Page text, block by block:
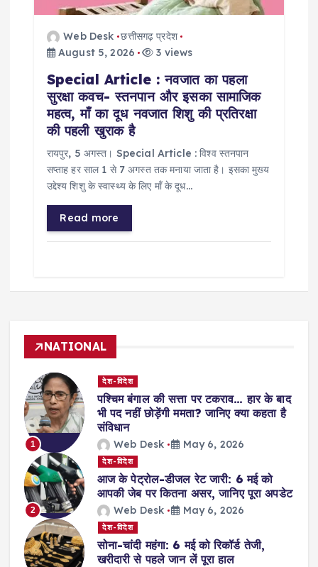
Web Desk छत्तीसगढ़ प्रदेश
August 5, 2026
3 views
Special Article : नवजात का पहला
सुरक्षा कवच- स्तनपान और इसका सामाजिक
महत्व, माँ का दूध नवजात शिशु की प्रतिरक्षा
की पहली खुराक है
रायपुर, 5 अगस्त। Special Article : विश्व स्तनपान
सप्ताह हर साल 1 से 7 अगस्त तक मनाया जाता है। इसका मुख्य
उद्देश्य शिशु के स्वास्थ्य के लिए माँ के दूध…
Read more
NATIONAL
1
देश-विदेश
पश्चिम बंगाल की सत्ता पर टकराव… हार के बाद
भी पद नहीं छोड़ेंगी ममता? जानिए क्या कहता है
संविधान
Web Desk May 6, 2026
2
देश-विदेश
आज के पेट्रोल-डीजल रेट जारी: 6 मई को
आपकी जेब पर कितना असर, जानिए पूरा अपडेट
Web Desk May 6, 2026
देश-विदेश
सोना-चांदी महंगा: 6 मई को रिकॉर्ड तेजी,
खरीदारी से पहले जान लें पूरा हाल